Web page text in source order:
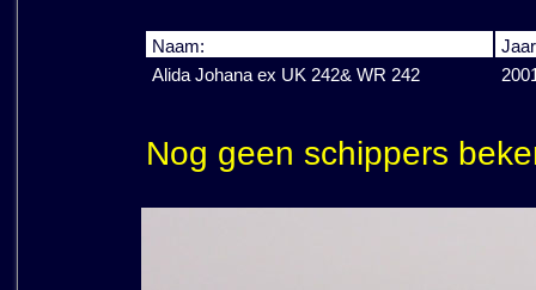
Naam:
Alida Johana ex UK 242& WR 242
Nog geen schippers